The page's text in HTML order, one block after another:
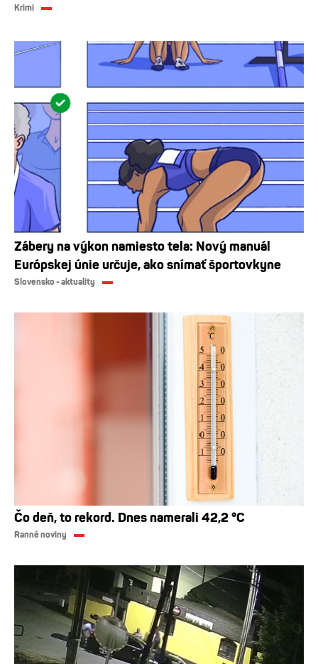
Krimi
Zábery na výkon namiesto tela: Nový manuál
Európskej únie určuje, ako snímať športovkyne
Slovensko - aktuality
Čo deň, to rekord. Dnes namerali 42,2 °C
Ranné noviny